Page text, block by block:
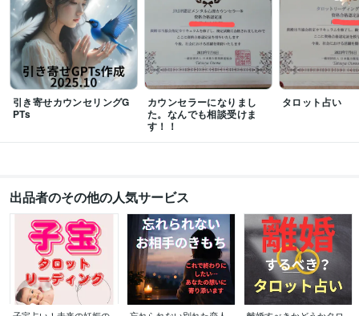
引き寄せカウンセリングG
PTs
カウンセラーになりまし
た。なんでも相談受けま
す！！
タロット占い
出品者のその他の人気サービス